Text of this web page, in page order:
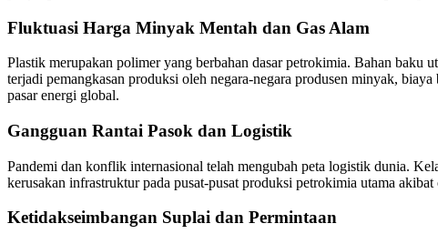
Fluktuasi Harga Minyak Mentah dan Gas Alam
Plastik merupakan polimer yang berbahan dasar petrokimia. Bahan baku
terjadi pemangkasan produksi oleh negara-negara produsen minyak,
pasar energi global.
Gangguan Rantai Pasok dan Logistik
Pandemi dan konflik internasional telah mengubah peta logistik dunia.
kerusakan infrastruktur pada pusat-pusat produksi petrokimia utama
Ketidakseimbangan Suplai dan Permintaan